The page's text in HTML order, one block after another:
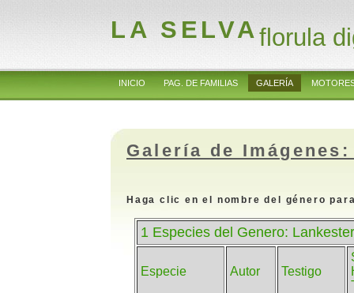
LA SELVAflorula
INICIO PAG. DE FAMILIAS GALERÍA
Galería de
Haga clic en el nombre del género
1 Especies del Genero:
Especie Autor Testigo